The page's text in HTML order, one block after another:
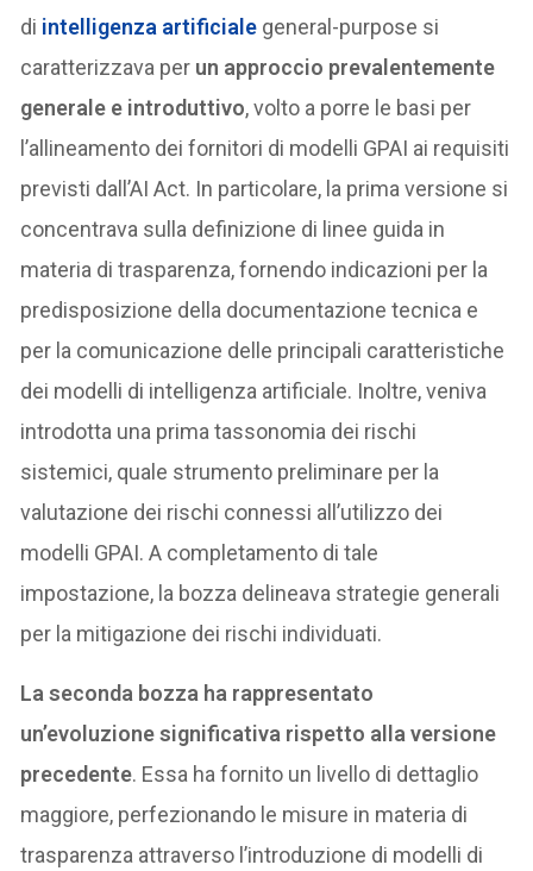
di intelligenza artificiale general-purpose si
caratterizzava per un approccio prevalentemente
generale e introduttivo, volto a porre le basi per
l’allineamento dei fornitori di modelli GPAI ai requisiti
previsti dall’AI Act. In particolare, la prima versione si
concentrava sulla definizione di linee guida in
materia di trasparenza, fornendo indicazioni per la
predisposizione della documentazione tecnica e
per la comunicazione delle principali caratteristiche
dei modelli di intelligenza artificiale. Inoltre, veniva
introdotta una prima tassonomia dei rischi
sistemici, quale strumento preliminare per la
valutazione dei rischi connessi all’utilizzo dei
modelli GPAI. A completamento di tale
impostazione, la bozza delineava strategie generali
per la mitigazione dei rischi individuati.
La seconda bozza ha rappresentato
un’evoluzione significativa rispetto alla versione
precedente. Essa ha fornito un livello di dettaglio
maggiore, perfezionando le misure in materia di
trasparenza attraverso l’introduzione di modelli di